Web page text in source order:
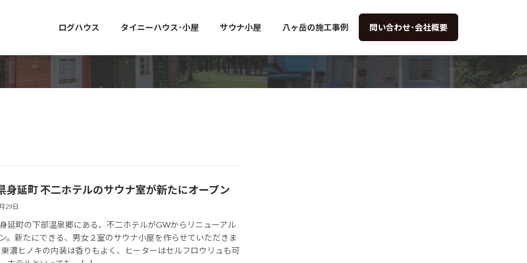
ログハウス タイニーハウス･小屋 サウナ小屋 八ヶ岳の施工事例 問い合わせ･会社概要
身延町 不二ホテルのサウナ室が新たにオープン
29日
延町の下部温泉郷にある、不二ホテルがGWからリニューアル
。新たにできる、男女２室のサウナ小屋を作らせていただきま
濃ヒノキの内装は香りもよく、ヒーターはセルフロウリュも可